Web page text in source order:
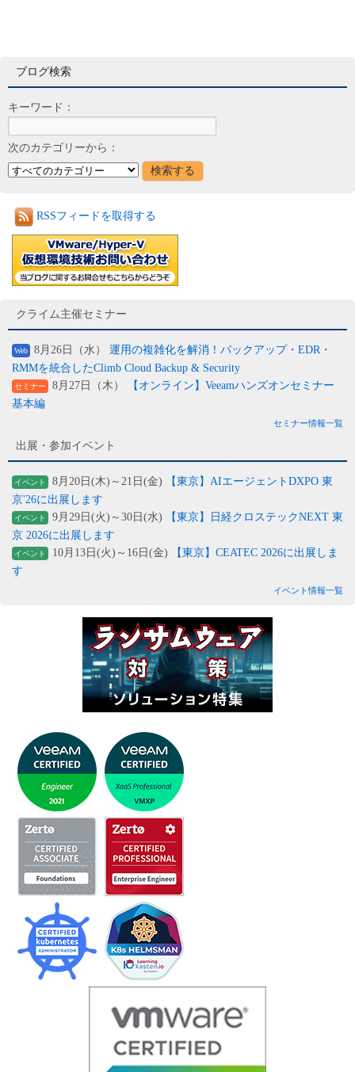
ブログ検索
キーワード：
次のカテゴリーから：
RSSフィードを取得する
クライム主催セミナー
Web 8月26日（水） 運用の複雑化を解消！バックアップ・EDR・
RMMを統合したClimb Cloud Backup & Security
セミナー 8月27日（木）
【オンライン】Veeamハンズオンセミナー
基本編
セミナー情報一覧
出展・参加イベント
イベント 8月20日(木)～21日(金)
【東京】AIエージェントDXPO 東
京'26に出展します
イベント 9月29日(火)～30日(水)
【東京】日経クロステックNEXT 東
京 2026に出展します
イベント 10月13日(火)～16日(金)
【東京】CEATEC 2026に出展しま
す
イベント情報一覧